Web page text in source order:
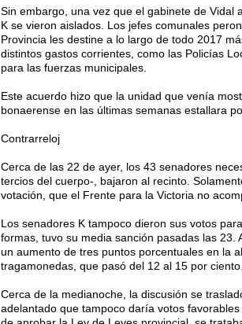
Sin embargo, una vez que el gabinete de Vidal
K se vieron aislados. Los jefes comunales
Provincia les destine a lo largo de todo 2017
distintos gastos corrientes, como las Policías
para las fuerzas municipales.
Este acuerdo hizo que la unidad que venía
bonaerense en las últimas semanas estallara
Contrarreloj
Cerca de las 22 de ayer, los 43 senadores
tercios del cuerpo-, bajaron al recinto.
votación, que el Frente para la Victoria no
Los senadores K tampoco dieron sus votos
formas, tuvo su media sanción pasadas las
un aumento de tres puntos porcentuales en la
tragamonedas, que pasó del 12 al 15 por ciento.
Cerca de la medianoche, la discusión se
adelantado que tampoco daría votos